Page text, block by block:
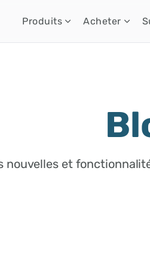
Produits Acheter
et